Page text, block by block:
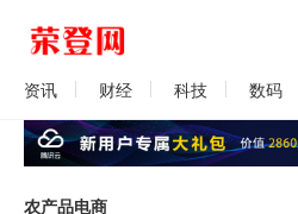
资讯 财经 科技 数码
农产品电商